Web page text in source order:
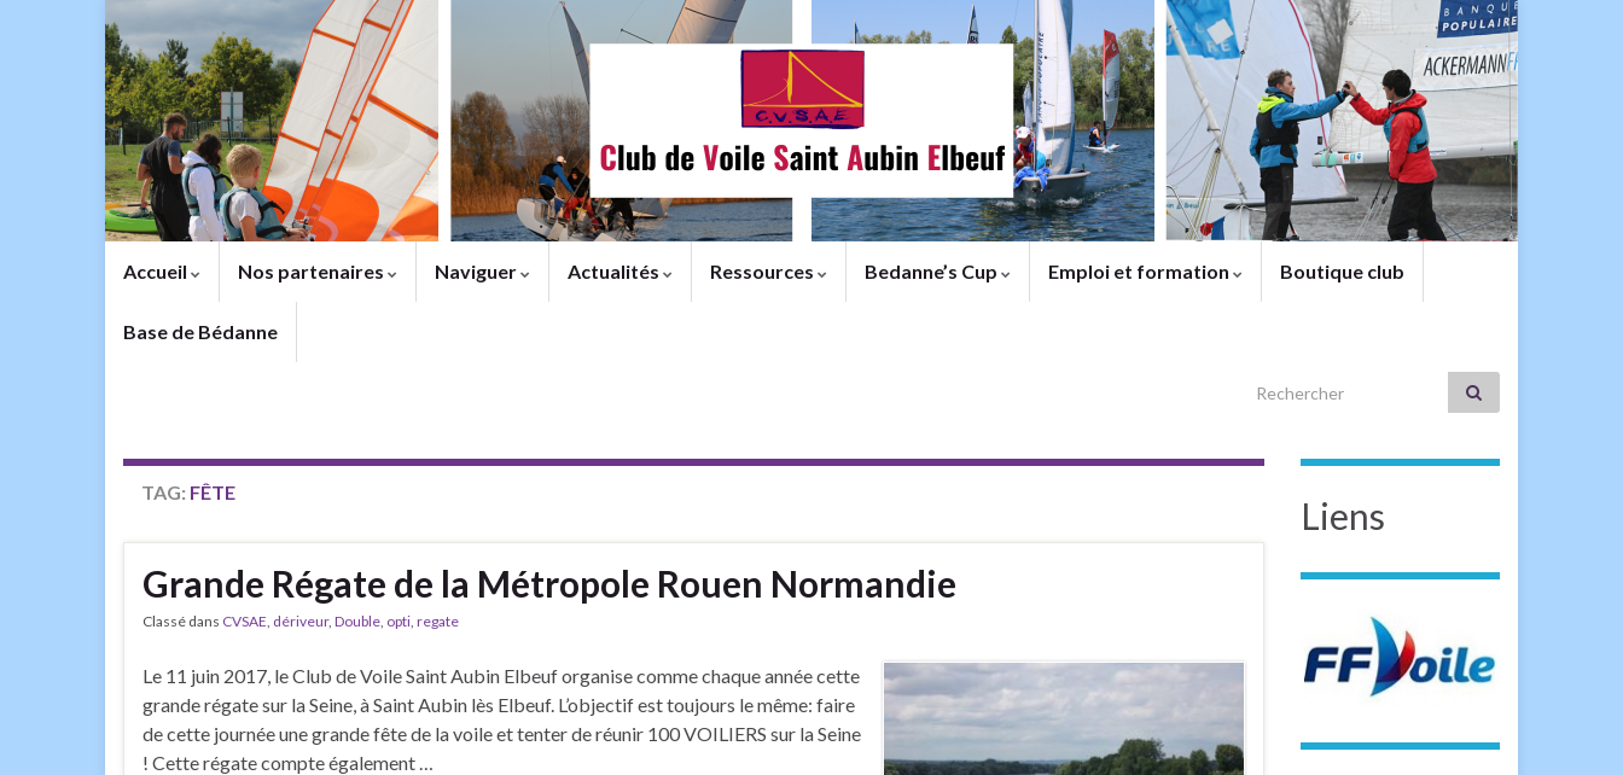
Accueil Nos partenaires Naviguer Actualités Ressources Bedanne’s Cup Emploi et formation Boutique club
Base de Bédanne
Search for:
TAG: FÊTE
Grande Régate de la Métropole Rouen Normandie
Classé dans CVSAE, dériveur, Double, opti, regate
Le 11 juin 2017, le Club de Voile Saint Aubin Elbeuf organise comme chaque année cette
grande régate sur la Seine, à Saint Aubin lès Elbeuf. L’objectif est toujours le même: faire
de cette journée une grande fête de la voile et tenter de réunir 100 VOILIERS sur la Seine
! Cette régate compte également …
Liens